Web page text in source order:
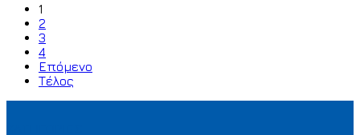
1
2
3
4
Επόμενο
Τέλος